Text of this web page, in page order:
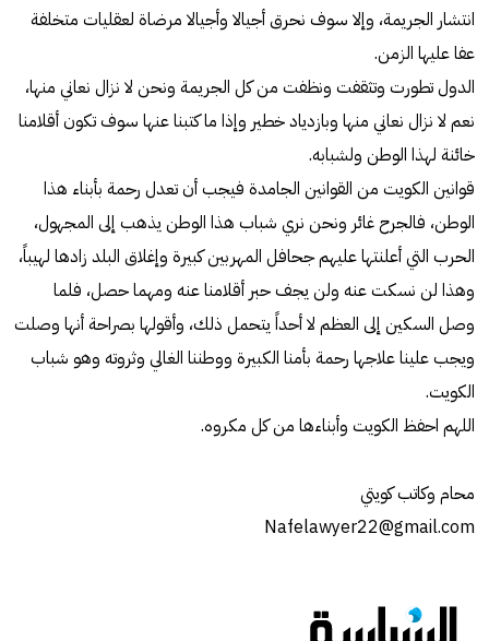
انتشار الجريمة، وإلا سوف نحرق أجيالا وأجيالا مرضاة لعقليات متخلفة
عفا عليها الزمن.
الدول تطورت وتثقفت ونظفت من كل الجريمة ونحن لا نزال نعاني منها،
نعم لا نزال نعاني منها وبازدياد خطير وإذا ما كتبنا عنها سوف تكون أقلامنا
خائنة لهذا الوطن ولشبابه.
قوانين الكويت من القوانين الجامدة فيجب أن تعدل رحمة بأبناء هذا
الوطن، فالجرح غائر ونحن نري شباب هذا الوطن يذهب إلى المجهول،
الحرب التي أعلنتها عليهم جحافل المهربين كبيرة وإغلاق البلد زادها لهيباً،
وهذا لن نسكت عنه ولن يجف حبر أقلامنا عنه ومهما حصل، فلما
وصل السكين إلى العظم لا أحداً يتحمل ذلك، وأقولها بصراحة أنها وصلت
ويجب علينا علاجها رحمة بأمنا الكبيرة ووطننا الغالي وثروته وهو شباب
الكويت.
اللهم احفظ الكويت وأبناءها من كل مكروه.
محام وكاتب كويتي
Nafelawyer22@gmail.com